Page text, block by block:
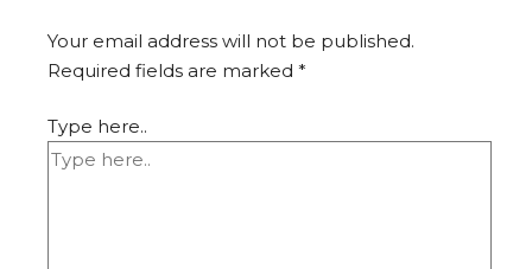
Your email address will not be published.
Required fields are marked*
Type here..